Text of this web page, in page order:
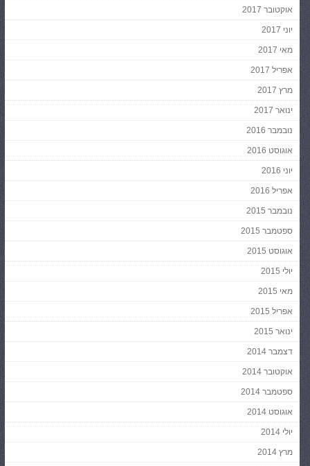
אוקטובר 2017
יוני 2017
מאי 2017
אפריל 2017
מרץ 2017
ינואר 2017
נובמבר 2016
אוגוסט 2016
יוני 2016
אפריל 2016
נובמבר 2015
ספטמבר 2015
אוגוסט 2015
יולי 2015
מאי 2015
אפריל 2015
ינואר 2015
דצמבר 2014
אוקטובר 2014
ספטמבר 2014
אוגוסט 2014
יולי 2014
מרץ 2014